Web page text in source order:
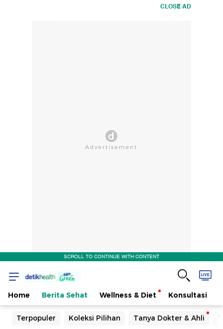
CLOSE AD
SCROLL TO CONTINUE WITH CONTENT
Home Berita Sehat Wellness & Diet Konsultasi
Terpopuler Koleksi Pilihan Tanya Dokter & Ahli